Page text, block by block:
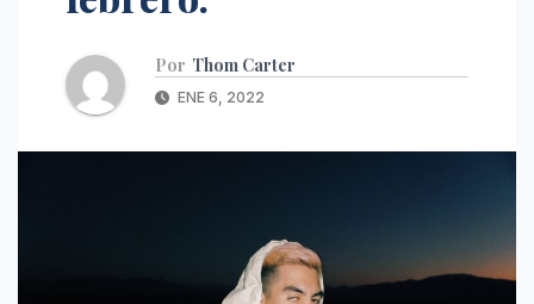
Por Thom Carter
ENE 6, 2022